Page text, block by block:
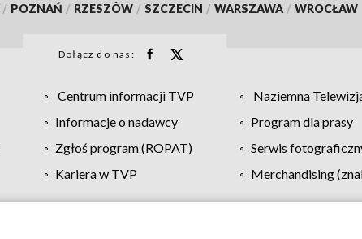
/ POZNAŃ / RZESZÓW / SZCZECIN / WARSZAWA / WROCŁAW
Dołącz do nas:
Centrum informacji TVP Naziemna
Informacje o nadawcy
Program dla prasy
Zgłoś program (ROPAT)
Serwis
Kariera w TVP
Merchandising